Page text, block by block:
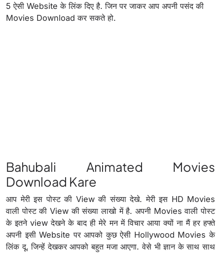
5 ऐसी Website के लिंक दिए है. जिन पर जाकर आप अपनी पसंद की
Movies Download कर सकते हो.
Bahubali Animated Movies
Download Kare
आप मेरी इस पोस्ट की View की संख्या देखे. मेरी इस HD Movies
वाली पोस्ट की View की संख्या लाखो में है. अपनी Movies वाली पोस्ट
के इतने view देखने के बाद ही मेरे मन में विचार आया क्यों ना मैं हर हफ्ते
अपनी इसी Website पर आपको कुछ ऐसी Hollywood Movies के
लिंक दू. जिन्हें देखकर आपको बहुत मजा आएगा. वेसे भी ज्ञान के साथ साथ